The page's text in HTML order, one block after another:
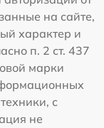
на сайте,
характер и
п. 2 ст. 437
марки
с
не